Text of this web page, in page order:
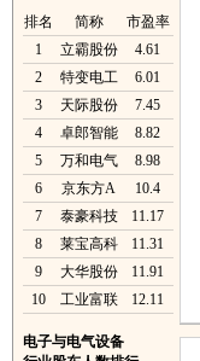
排名 简称
市盈率
1
立霸股份
4.61
2
特变电工
6.01
3
天际股份
7.45
4
卓郎智能
8.82
5
万和电气
8.98
6
京东方A
10.4
7
泰豪科技
11.17
8
莱宝高科
11.31
9
大华股份
11.91
10
工业富联 12.11
电子与电气设备